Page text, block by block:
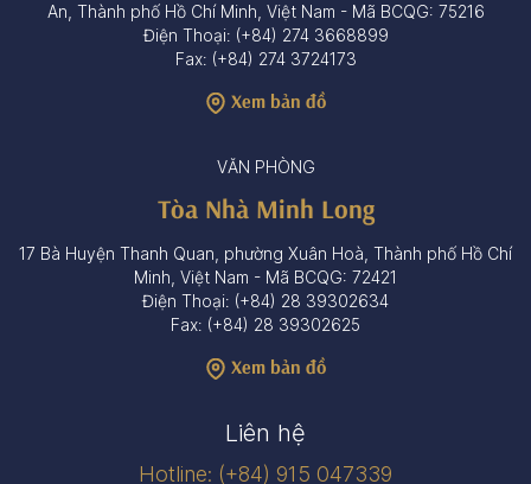
An, Thành phố Hồ Chí Minh, Việt Nam - Mã BCQG: 75216
Điện Thoại: (+84) 274 3668899
Fax: (+84) 274 3724173
Xem bản đồ
VĂN PHÒNG
Tòa Nhà Minh Long
17 Bà Huyện Thanh Quan, phường Xuân Hoà, Thành phố Hồ Chí
Minh, Việt Nam - Mã BCQG: 72421
Điện Thoại: (+84) 28 39302634
Fax: (+84) 28 39302625
Xem bản đồ
Liên hệ
Hotline: (+84) 915 047339